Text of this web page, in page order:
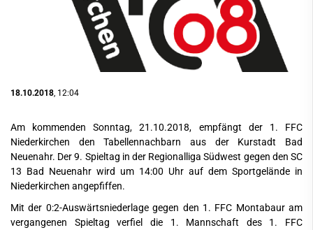
18.10.2018 , 12:04
Am kommenden Sonntag, 21.10.2018, empfängt der 1. FFC
Niederkirchen den Tabellennachbarn aus der Kurstadt Bad
Neuenahr. Der 9. Spieltag in der Regionalliga Südwest gegen den SC
13 Bad Neuenahr wird um 14:00 Uhr auf dem Sportgelände in
Niederkirchen angepfiffen.
Mit der 0:2-Auswärtsniederlage gegen den 1. FFC Montabaur am
vergangenen Spieltag verfiel die 1. Mannschaft des 1. FFC